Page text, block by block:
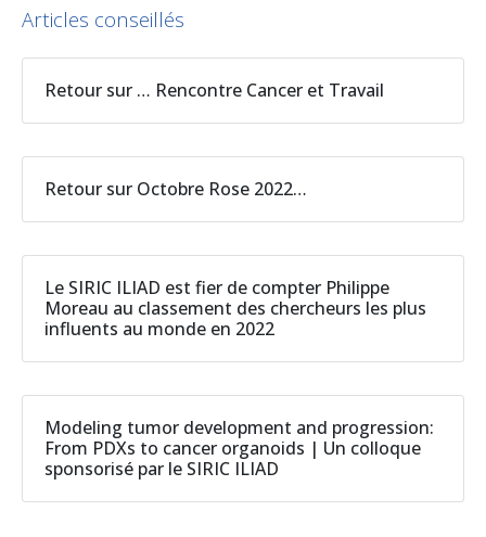
Articles conseillés
Retour sur … Rencontre Cancer et Travail
Retour sur Octobre Rose 2022…
Le SIRIC ILIAD est fier de compter Philippe
Moreau au classement des chercheurs les plus
influents au monde en 2022
Modeling tumor development and progression:
From PDXs to cancer organoids | Un colloque
sponsorisé par le SIRIC ILIAD